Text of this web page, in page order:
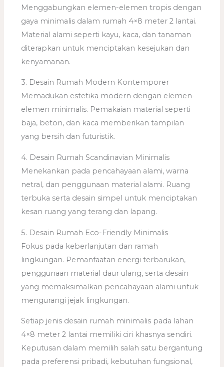
Menggabungkan elemen-elemen tropis dengan
gaya minimalis dalam rumah 4×8 meter 2 lantai.
Material alami seperti kayu, kaca, dan tanaman
diterapkan untuk menciptakan kesejukan dan
kenyamanan.
3. Desain Rumah Modern Kontemporer
Memadukan estetika modern dengan elemen-
elemen minimalis. Pemakaian material seperti
baja, beton, dan kaca memberikan tampilan
yang bersih dan futuristik.
4. Desain Rumah Scandinavian Minimalis
Menekankan pada pencahayaan alami, warna
netral, dan penggunaan material alami. Ruang
terbuka serta desain simpel untuk menciptakan
kesan ruang yang terang dan lapang.
5. Desain Rumah Eco-Friendly Minimalis
Fokus pada keberlanjutan dan ramah
lingkungan. Pemanfaatan energi terbarukan,
penggunaan material daur ulang, serta desain
yang memaksimalkan pencahayaan alami untuk
mengurangi jejak lingkungan.
Setiap jenis desain rumah minimalis pada lahan
4×8 meter 2 lantai memiliki ciri khasnya sendiri.
Keputusan dalam memilih salah satu bergantung
pada preferensi pribadi, kebutuhan fungsional,